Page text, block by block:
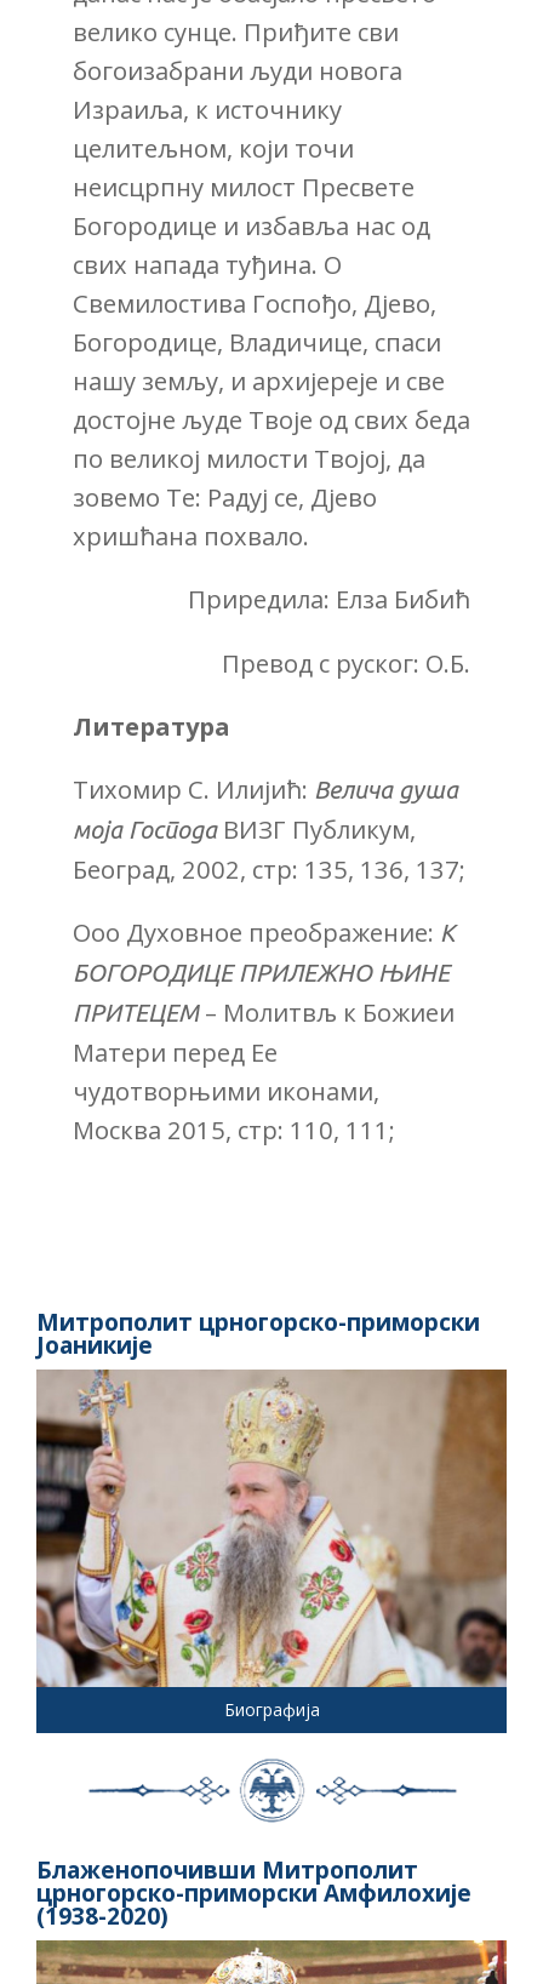
велико сунце. Приђите сви
богоизабрани људи новога
Израиља, к источнику
целитељном, који точи
неисцрпну милост Пресвете
Богородице и избавља нас од
свих напада туђина. О
Свемилостива Госпођо, Дјево,
Богородице, Владичице, спаси
нашу земљу, и архијереје и све
достојне људе Твоје од свих беда
по великој милости Твојој, да
зовемо Те: Радуј се, Дјево
хришћана похвало.
Приредила: Елза Бибић
Превод с руског: О.Б.
Литература
Тихомир С. Илијић: Велича душа
моја ГосподаВИЗГ Публикум,
Београд, 2002, стр: 135, 136, 137;
Ооо Духовное преображение: К
БОГОРОДИЦЕ ПРИЛЕЖНО ЊИНЕ
ПРИТЕЦЕМ– Молитвљ к Божиеи
Матери перед Ее
чудотворњими иконами,
Москва 2015, стр: 110, 111;
Митрополит црногорско-приморски
Јоаникије
Биографија
Блаженопочивши Митрополит
црногорско-приморски Амфилохије
(1938-2020)